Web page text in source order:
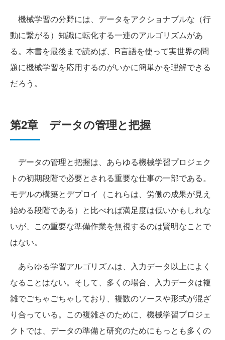
機械学習の分野には、データをアクショナブルな（行
動に繋がる）知識に転化する一連のアルゴリズムがあ
る。本書を最後まで読めば、R言語を使って実世界の問
題に機械学習を応用するのがいかに簡単かを理解できる
だろう。
第2章 データの管理と把握
データの管理と把握は、あらゆる機械学習プロジェク
トの初期段階で必要とされる重要な仕事の一部である。
モデルの構築とデプロイ（これらは、労働の成果が見え
始める段階である）と比べれば満足度は低いかもしれな
いが、この重要な準備作業を無視するのは賢明なことで
はない。
あらゆる学習アルゴリズムは、入力データ以上によく
なることはない。そして、多くの場合、入力データは複
雑でごちゃごちゃしており、複数のソースや形式が混ざ
り合っている。この複雑さのために、機械学習プロジェ
クトでは、データの準備と研究のためにもっとも多くの